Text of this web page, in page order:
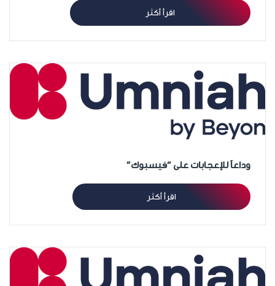
اقرأ أكثر
وداعاً للإعجابات على “فيسبوك”
اقرأ أكثر